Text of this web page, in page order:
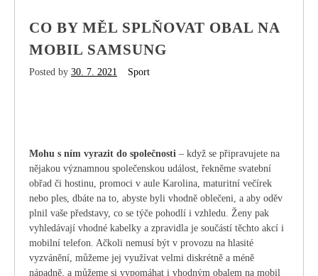
CO BY MĚL SPLŇOVAT OBAL NA
MOBIL SAMSUNG
Posted by 30. 7. 2021 Sport
Mohu s ním vyrazit do společnosti – když se připravujete na
nějakou významnou společenskou událost, řekněme svatební
obřad či hostinu, promoci v aule Karolina, maturitní večírek
nebo ples, dbáte na to, abyste byli vhodně oblečeni, a aby oděv
plnil vaše představy, co se týče pohodlí i vzhledu. Ženy pak
vyhledávají vhodné kabelky a zpravidla je součástí těchto akcí i
mobilní telefon. Ačkoli nemusí být v provozu na hlasité
vyzvánění, můžeme jej využívat velmi diskrétně a méně
nápadně, a můžeme si vypomáhat i vhodným obalem na mobil